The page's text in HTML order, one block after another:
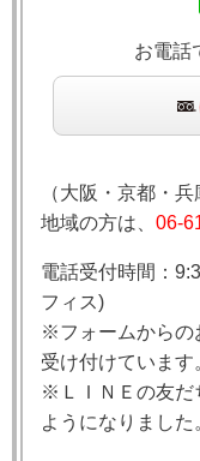
お電話
（大阪・京都・
地域の方は、 06-
電話受付時間：
フィス)
※フォームからの
受け付けています
※ＬＩＮＥの友だ
ようになりました